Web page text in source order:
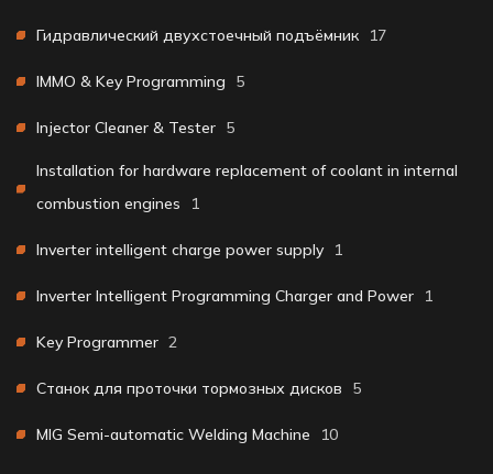
Гидравлический двухстоечный подъёмник 17
IMMO & Key Programming 5
Injector Cleaner & Tester 5
Installation for hardware replacement of coolant in internal
combustion engines
1
Inverter intelligent charge power supply 1
Inverter Intelligent Programming Charger and Power 1
Key Programmer 2
Станок для проточки тормозных дисков 5
MIG Semi-automatic Welding Machine 10